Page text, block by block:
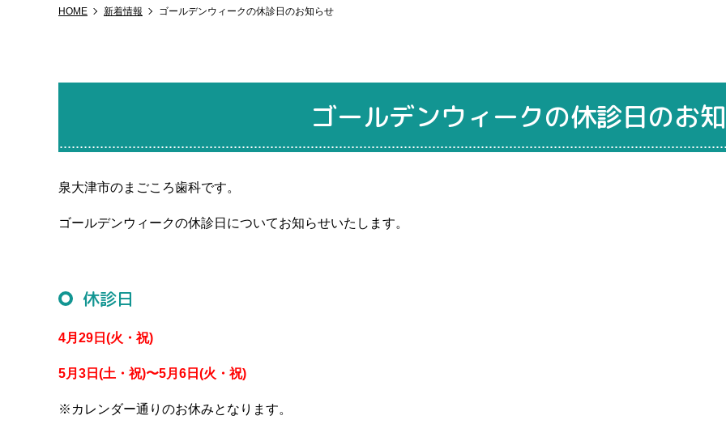
HOME 新着情報 ゴールデンウィークの休診日のお知らせ
ゴールデンウィークの休診日のお
泉大津市のまごころ歯科です。
ゴールデンウィークの休診日についてお知らせいたします。
休診日
4月29日(火・祝)
5月3日(土・祝)〜5月6日(火・祝)
※カレンダー通りのお休みとなります。